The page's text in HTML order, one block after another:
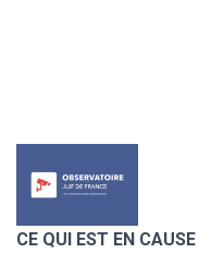
CE QUI EST EN CAUSE